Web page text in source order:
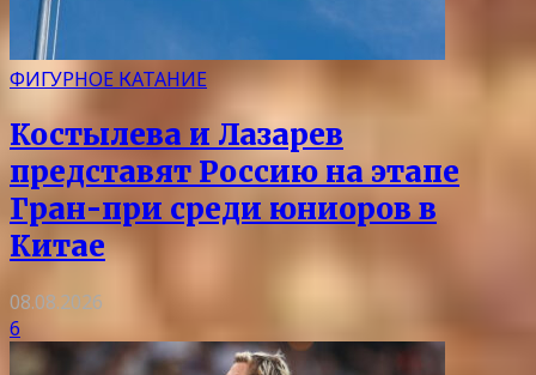
ФИГУРНОЕ КАТАНИЕ
Костылева и Лазарев
представят Россию на этапе
Гран-при среди юниоров в
Китае
08.08.2026
6